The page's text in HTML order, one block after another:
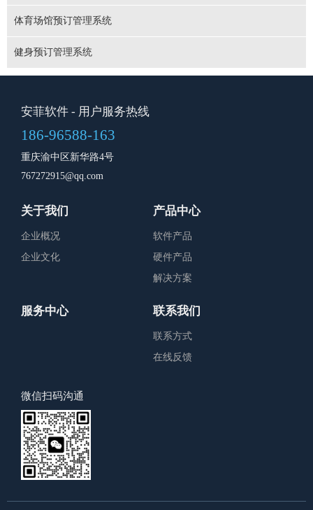
体育场馆预订管理系统
健身预订管理系统
安菲软件 - 用户服务热线
186-96588-163
重庆渝中区新华路4号
767272915@qq.com
关于我们
企业概况
企业文化
产品中心
软件产品
硬件产品
解决方案
服务中心 联系我们
联系方式
在线反馈
微信扫码沟通